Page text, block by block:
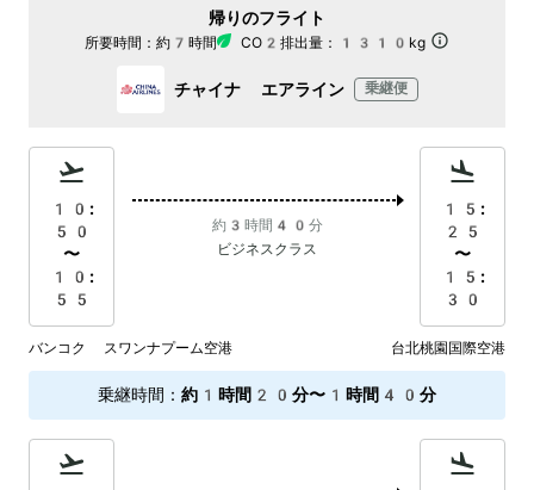
帰りのフライト
所要時間： 約7時間 CO2排出量： 1310kg
チャイナ エアライン 乗継便
10:
50
〜
10:
55
約3時間40分
ビジネスクラス
15:
25
〜
15:
30
バンコク スワンナプーム空港 台北桃園国際空港
乗継時間 ： 約1時間20分〜1時間40分